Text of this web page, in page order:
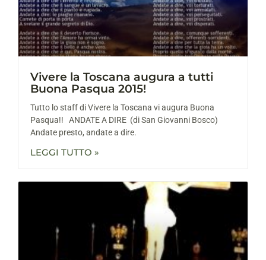
Vivere la Toscana augura a tutti
Buona Pasqua 2015!
Tutto lo staff di Vivere la Toscana vi augura Buona
Pasqua!! ANDATE A DIRE (di San Giovanni Bosco)
Andate presto, andate a dire.
LEGGI TUTTO »